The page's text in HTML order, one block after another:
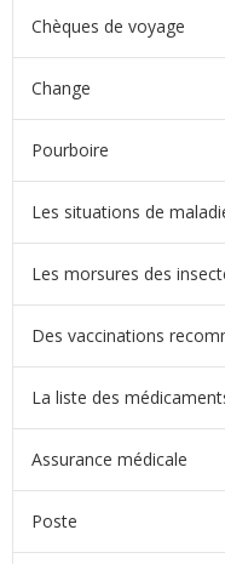
Сhèques de voyage
Change
Pourboire
Les situations de
Les morsures des
Des vaccinations
La liste des
Assurance médicale
Poste